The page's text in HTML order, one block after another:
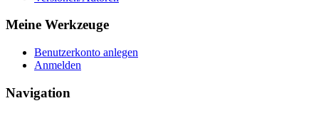
Meine Werkzeuge
Benutzerkonto anlegen
Anmelden
Navigation